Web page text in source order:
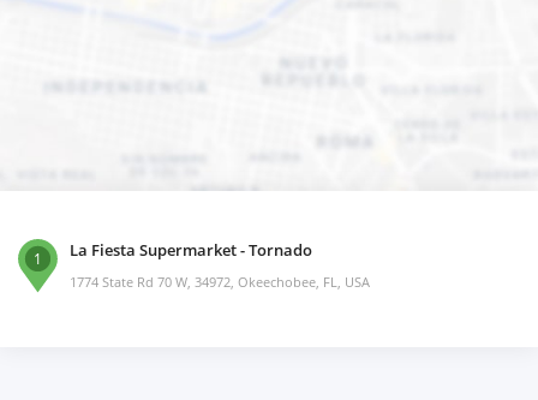
1 La Fiesta Supermarket - Tornado
1774 State Rd 70 W, 34972, Okeechobee, FL, USA